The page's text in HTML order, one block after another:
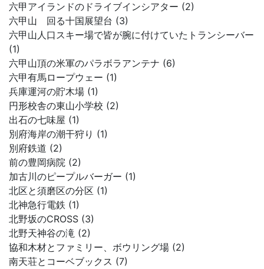
六甲アイランドのドライブインシアター (2)
六甲山 回る十国展望台 (3)
六甲山人口スキー場で皆が腕に付けていたトランシーバー
(1)
六甲山頂の米軍のパラボラアンテナ (6)
六甲有馬ロープウェー (1)
兵庫運河の貯木場 (1)
円形校舎の東山小学校 (2)
出石の七味屋 (1)
別府海岸の潮干狩り (1)
別府鉄道 (2)
前の豊岡病院 (2)
加古川のピープルバーガー (1)
北区と須磨区の分区 (1)
北神急行電鉄 (1)
北野坂のCROSS (3)
北野天神谷の滝 (2)
協和木材とファミリー、ボウリング場 (2)
南天荘とコーベブックス (7)